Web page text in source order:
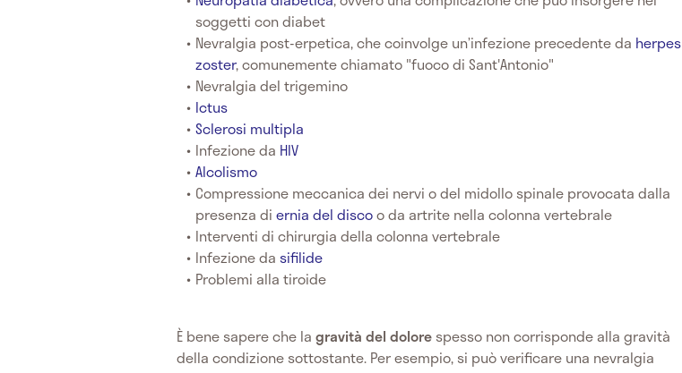
soggetti con diabet
Nevralgia post-erpetica, che coinvolge un’infezione precedente da herpes
zoster, comunemente chiamato "fuoco di Sant'Antonio"
Nevralgia del trigemino
Ictus
Sclerosi multipla
Infezione da HIV
Alcolismo
Compressione meccanica dei nervi o del midollo spinale provocata dalla
presenza diernia del discoo da artrite nella colonna vertebrale
Interventi di chirurgia della colonna vertebrale
Infezione dasifilide
Problemi alla tiroide
È bene sapere che la gravità del dolore spesso non corrisponde alla gravità
della condizione sottostante. Per esempio, si può verificare una nevralgia